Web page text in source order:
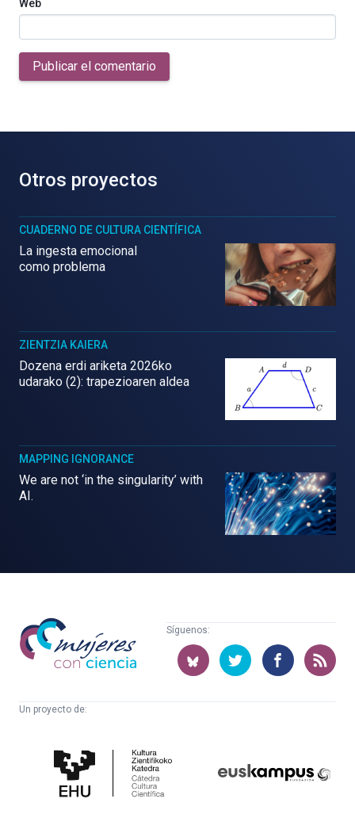
Web
Publicar el comentario
Otros proyectos
CUADERNO DE CULTURA CIENTÍFICA
La ingesta emocional
como problema
ZIENTZIA KAIERA
Dozena erdi ariketa 2026ko
udarako (2): trapezioaren aldea
MAPPING IGNORANCE
We are not ‘in the singularity’ with
AI.
Mujeres
con
ciencia
Síguenos:
Un proyecto de:
Cultura
Científica